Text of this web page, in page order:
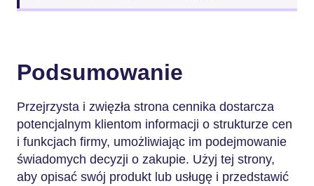
Podsumowanie
Przejrzysta i zwięzła strona cennika dostarcza
potencjalnym klientom informacji o strukturze cen
i funkcjach firmy, umożliwiając im podejmowanie
świadomych decyzji o zakupie. Użyj tej strony,
aby opisać swój produkt lub usługę i przedstawić